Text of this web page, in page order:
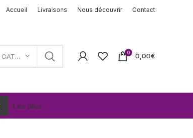
Accueil Livraisons Nous découvrir Contact
CHOISIR UNE CATÉGORIE 0 0,00€
Les plus